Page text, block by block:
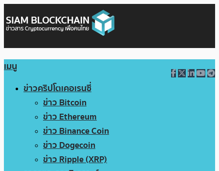
เมนู
ข่าวคริปโตเคอเรนซี่
ข่าว Bitcoin
ข่าว Ethereum
ข่าว Binance Coin
ข่าว Dogecoin
ข่าว Ripple (XRP)